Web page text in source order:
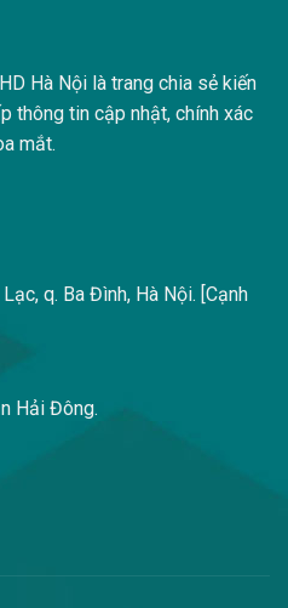
Hà Nội là trang chia sẻ kiến
thông tin cập nhật, chính xác
mắt.
q. Ba Đình, Hà Nội. [Cạnh
Hải Đông.